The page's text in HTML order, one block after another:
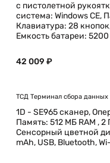
с пистолетной
система: Windows CE,
Клавиатура: 28
Емкость батареи:
42 009 ₽
ТСД Терминал сбора данных
1D - SE965 сканер,
Память: 512 МБ RAM , 2
Сенсорный цветной
mAh, USB, Bluetooth,